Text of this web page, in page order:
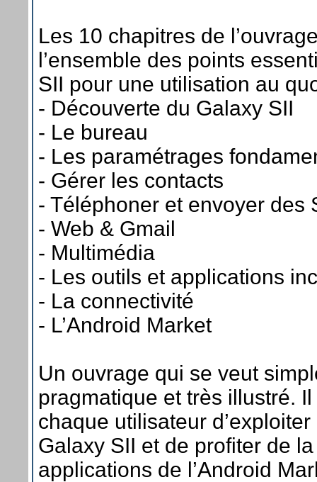
Les 10 chapitres de
l’ensemble des points
SII pour une utilisation au
- Découverte du Galaxy SII
- Le bureau
- Les paramétrages
- Gérer les contacts
- Téléphoner et envoyer des
- Web & Gmail
- Multimédia
- Les outils et applications
- La connectivité
- L’Android Market
Un ouvrage qui se veut
pragmatique et très illustré.
chaque utilisateur
Galaxy SII et de profiter de
applications de l’Android